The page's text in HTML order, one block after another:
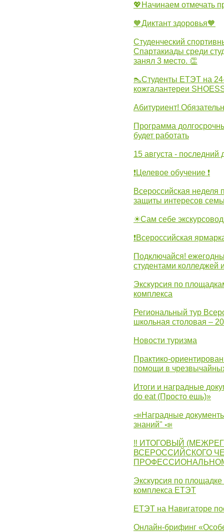
💖Начинаем отмечать
🧡Диктант здоровья🧡
Студенческий
Спартакиады среди
занял 3 место. 👏
👠Студенты ЕТЭТ на
кожгалантереи
Абитуриент!
Программа
будет работать
15 августа - последний
❗Целевое обучение ❗
Всероссийская
защиты интересов
☀Сам себе экскурсовод
❗Всероссийская
Подключайся!
студентами колледжей
Экскурсия по
комплекса
Региональный тур
школьная столовая –
Новости туризма
Практико-
помощи в
Итоги и наградные
do eat (Просто ешь)»
📣Наградные
знаний" 📣
‼ ИТОГОВЫЙ
ВСЕРОССИЙСКОГО
Экскурсия по
комплекса ЕТЭТ
ЕТЭТ на Навигаторе
Онлайн-брифинг